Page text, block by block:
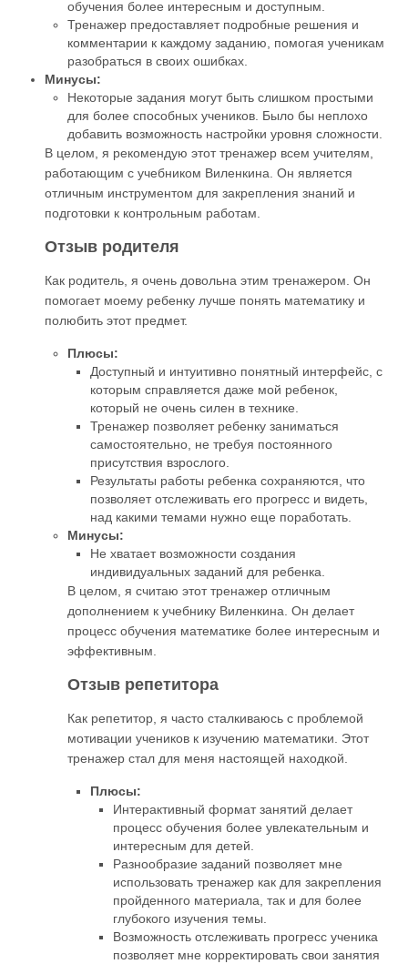
обучения более интересным и доступным.
Тренажер предоставляет подробные решения и
комментарии к каждому заданию, помогая ученикам
разобраться в своих ошибках.
Минусы:
Некоторые задания могут быть слишком простыми
для более способных учеников. Было бы неплохо
добавить возможность настройки уровня сложности.
В целом, я рекомендую этот тренажер всем учителям,
работающим с учебником Виленкина. Он является
отличным инструментом для закрепления знаний и
подготовки к контрольным работам.
Отзыв родителя
Как родитель, я очень довольна этим тренажером. Он
помогает моему ребенку лучше понять математику и
полюбить этот предмет.
Плюсы:
Доступный и интуитивно понятный интерфейс, с
которым справляется даже мой ребенок,
который не очень силен в технике.
Тренажер позволяет ребенку заниматься
самостоятельно, не требуя постоянного
присутствия взрослого.
Результаты работы ребенка сохраняются, что
позволяет отслеживать его прогресс и видеть,
над какими темами нужно еще поработать.
Минусы:
Не хватает возможности создания
индивидуальных заданий для ребенка.
В целом, я считаю этот тренажер отличным
дополнением к учебнику Виленкина. Он делает
процесс обучения математике более интересным и
эффективным.
Отзыв репетитора
Как репетитор, я часто сталкиваюсь с проблемой
мотивации учеников к изучению математики. Этот
тренажер стал для меня настоящей находкой.
Плюсы:
Интерактивный формат занятий делает
процесс обучения более увлекательным и
интересным для детей.
Разнообразие заданий позволяет мне
использовать тренажер как для закрепления
пройденного материала, так и для более
глубокого изучения темы.
Возможность отслеживать прогресс ученика
позволяет мне корректировать свои занятия